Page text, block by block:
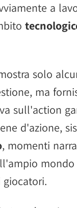
a
solo
ma
sull'action
d'azione,
, momenti
mondo
giocatori.